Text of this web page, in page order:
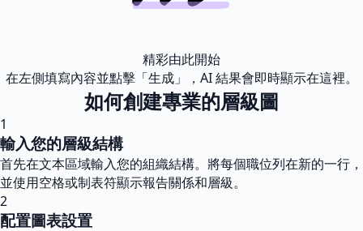
精彩由此開始
在左側填寫內容並點擊「生成」，AI 結果會即時顯示在這裡。
如何創建專業的層級圖
1
輸入您的層級結構
首先在文本區域輸入您的組織結構。將每個職位列在新的一行，
並使用空格或制表符顯示報告關係和層級。
2
配置圖表設置